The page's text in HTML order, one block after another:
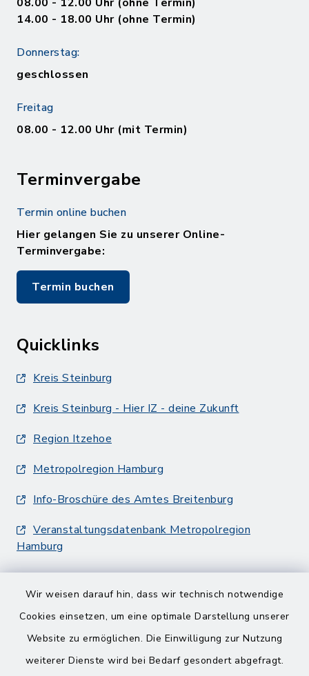
Wir weisen darauf hin, dass wir technisch notwendige
Cookies einsetzen, um eine optimale Darstellung unserer
Website zu ermöglichen. Die Einwilligung zur Nutzung
weiterer Dienste wird bei Bedarf gesondert abgefragt.
14.00 - 18.00 Uhr (ohne Termin)
Donnerstag:
geschlossen
Freitag
08.00 - 12.00 Uhr (mit Termin)
Terminvergabe
Termin online buchen
Hier gelangen Sie zu unserer Online-
Terminvergabe:
Termin buchen
Quicklinks
Kreis Steinburg
Kreis Steinburg - Hier IZ - deine Zukunft
Region Itzehoe
Metropolregion Hamburg
Info-Broschüre des Amtes Breitenburg
Veranstaltungsdatenbank Metropolregion
Hamburg